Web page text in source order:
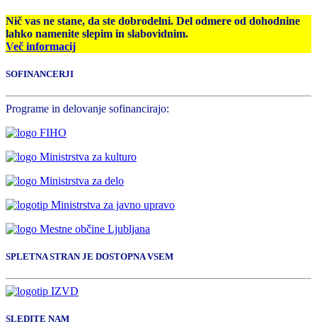
Nič vas ne stane, da ste dobrodelni. Del odmere od dohodnine
lahko namenite slepim in slabovidnim.
Več informacij
SOFINANCERJI
Programe in delovanje sofinancirajo:
SPLETNA STRAN JE DOSTOPNA VSEM
SLEDITE NAM